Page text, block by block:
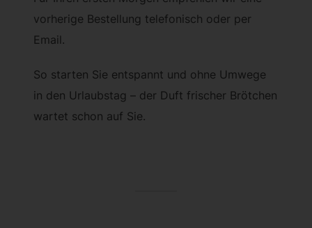
vorherige Bestellung telefonisch oder per
Email.
So starten Sie entspannt und ohne Umwege
in den Urlaubstag – der Duft frischer Brötchen
wartet schon auf Sie.